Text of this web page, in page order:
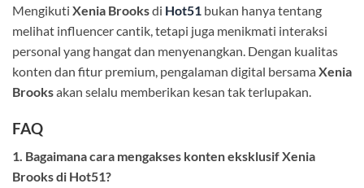
Mengikuti Xenia Brooksdi Hot51 bukan hanya tentang
melihat influencer cantik, tetapi juga menikmati interaksi
personal yang hangat dan menyenangkan. Dengan kualitas
konten dan fitur premium, pengalaman digital bersamaXenia
Brooksakan selalu memberikan kesan tak terlupakan.
FAQ
1. Bagaimana cara mengakses konten eksklusif Xenia
Brooks di Hot51?